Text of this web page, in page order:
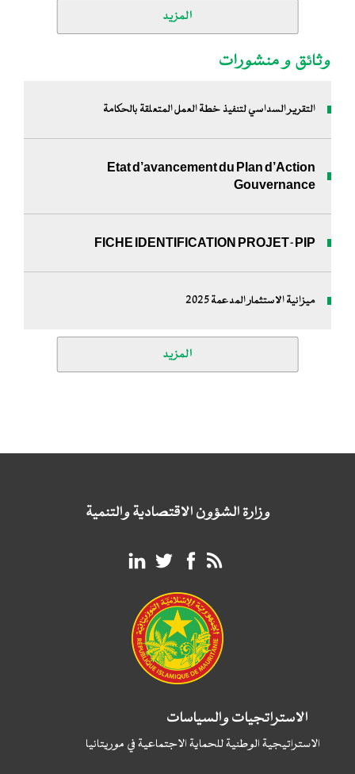
المزيد
وثائق و منشورات
التقرير السداسي لتنفيذ خطة العمل المتعلقة بالحكامة
Etat d’avancement du Plan d’Action
Gouvernance
FICHE IDENTIFICATION PROJET-PIP
ميزانية الاستثمار المدعمة 2025
المزيد
وزارة الشؤون الاقتصادية والتنمية
الاستراتجيات والسياسات
الاستراتيجية الوطنية للحماية الاجتماعية في موريتانيا